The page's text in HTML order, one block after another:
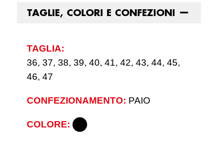
TAGLIE, COLORI E CONFEZIONI
TAGLIA:
36, 37, 38, 39, 40, 41, 42, 43, 44, 45,
46, 47
CONFEZIONAMENTO: PAIO
COLORE: